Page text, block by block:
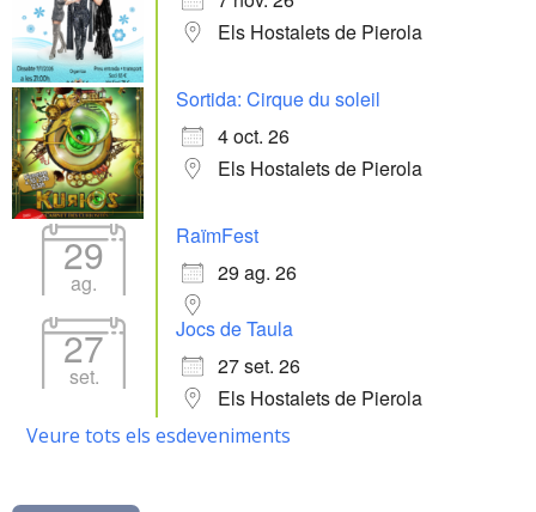
Els Hostalets de Pierola
Sortida: Cirque du soleil
4 oct. 26
Els Hostalets de Pierola
29
ag.
RaïmFest
29 ag. 26
27
set.
Jocs de Taula
27 set. 26
Els Hostalets de Pierola
Veure tots els esdeveniments